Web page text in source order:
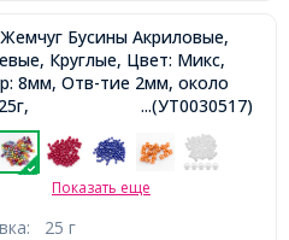
Круглые, Цвет: Микс,
8мм, Отв-тие 2мм, около
...(УТ0030517)
Показать еще
25 г